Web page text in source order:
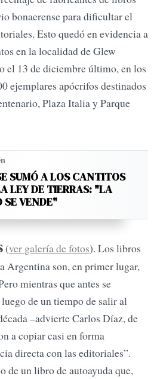
bonaerense para dificultar el
Esto quedó en evidencia a
en la localidad de Glew
el 13 de diciembre último, en los
ejemplares apócrifos destinados
Plaza Italia y Parque
SUMÓ A LOS CANTITOS
LEY DE TIERRAS: "LA
SE VENDE"
(ver galería de fotos). Los libros
Argentina son, en primer lugar,
mientras que antes se
de un tiempo de salir al
–advierte Carlos Díaz, de
a copiar casi en forma
directa con las editoriales”.
de un libro de autoayuda que,